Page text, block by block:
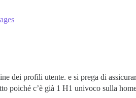
dei profili utente. e si prega di
poiché c’è già 1 H1 univoco sulla